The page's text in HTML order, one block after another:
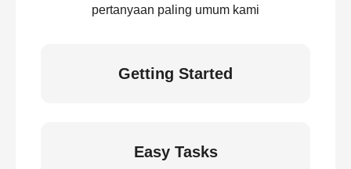
pertanyaan paling umum kami
Getting Started
Easy Tasks